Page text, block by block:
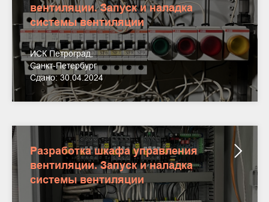
вентиляции. Запуск и наладка
системы вентиляции
ИСК Петроград,
Санкт-Петербург
Сдано: 30.04.2024
Разработка шкафа управления
вентиляции. Запуск и наладка
системы вентиляции